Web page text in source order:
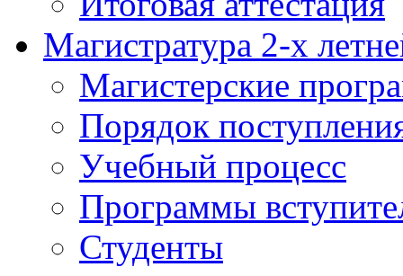
Магистратура 2-х
Магистерские
Порядок
Учебный процесс
Программы
Студенты